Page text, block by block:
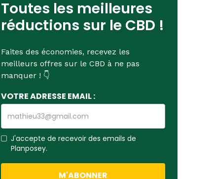
Toutes les meilleures
réductions sur le CBD !
Faites des économies, recevez les
meilleurs offres sur le CBD à ne pas
manquer ! 👇
VOTRE ADRESSE EMAIL :
J'accepte de recevoir des emails de
Planposey.